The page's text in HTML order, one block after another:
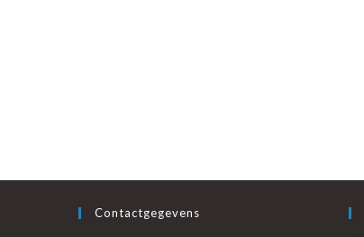
Contactgegevens